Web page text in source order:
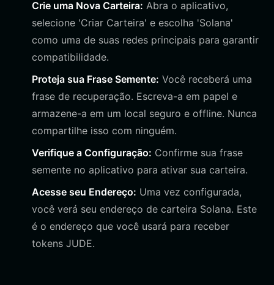
Crie uma Nova Carteira: Abra o aplicativo,
selecione 'Criar Carteira' e escolha 'Solana'
como uma de suas redes principais para garantir
compatibilidade.
Proteja sua Frase Semente: Você receberá uma
frase de recuperação. Escreva-a em papel e
armazene-a em um local seguro e offline. Nunca
compartilhe isso com ninguém.
Verifique a Configuração: Confirme sua frase
semente no aplicativo para ativar sua carteira.
Acesse seu Endereço: Uma vez configurada,
você verá seu endereço de carteira Solana. Este
é o endereço que você usará para receber
tokens JUDE.